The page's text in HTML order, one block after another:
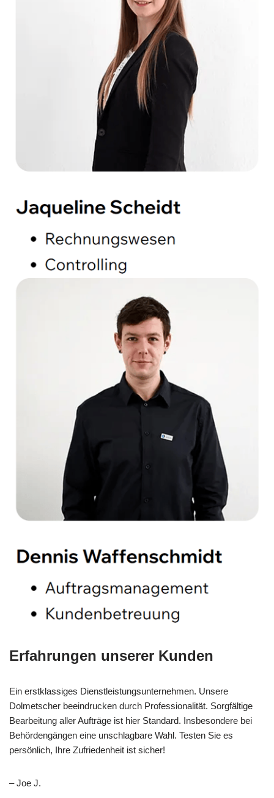
Erfahrungen unserer Kunden
Ein erstklassiges Dienstleistungsunternehmen. Unsere
Dolmetscher beeindrucken durch Professionalität. Sorgfältige
Bearbeitung aller Aufträge ist hier Standard. Insbesondere bei
Behördengängen eine unschlagbare Wahl. Testen Sie es
persönlich, Ihre Zufriedenheit ist sicher!
– Joe J.